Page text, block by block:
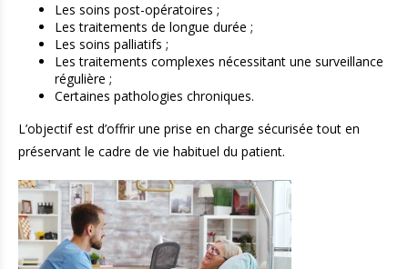
Les soins post-opératoires ;
Les traitements de longue durée ;
Les soins palliatifs ;
Les traitements complexes nécessitant une surveillance
régulière ;
Certaines pathologies chroniques.
L’objectif est d’offrir une prise en charge sécurisée tout en
préservant le cadre de vie habituel du patient.